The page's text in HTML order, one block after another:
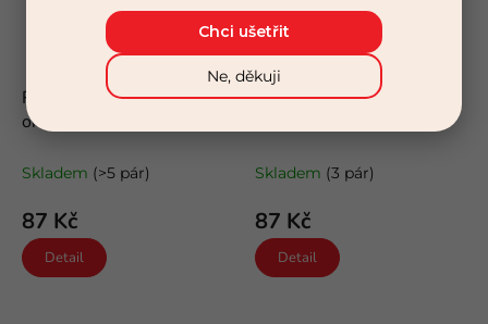
ROX Adrian (neonově
oranžová)
Skladem (>5 pár)
87 Kč
Detail
ROX Adrian (neonově
Skladem (3 pár)
87 Kč
Detail
Chci ušetřit
Ne, děkuji